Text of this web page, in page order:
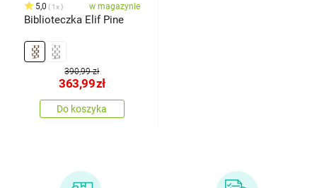
5,0 1x w magazynie
Biblioteczka Elif Pine
390,99 zł
363,99zł
Do koszyka